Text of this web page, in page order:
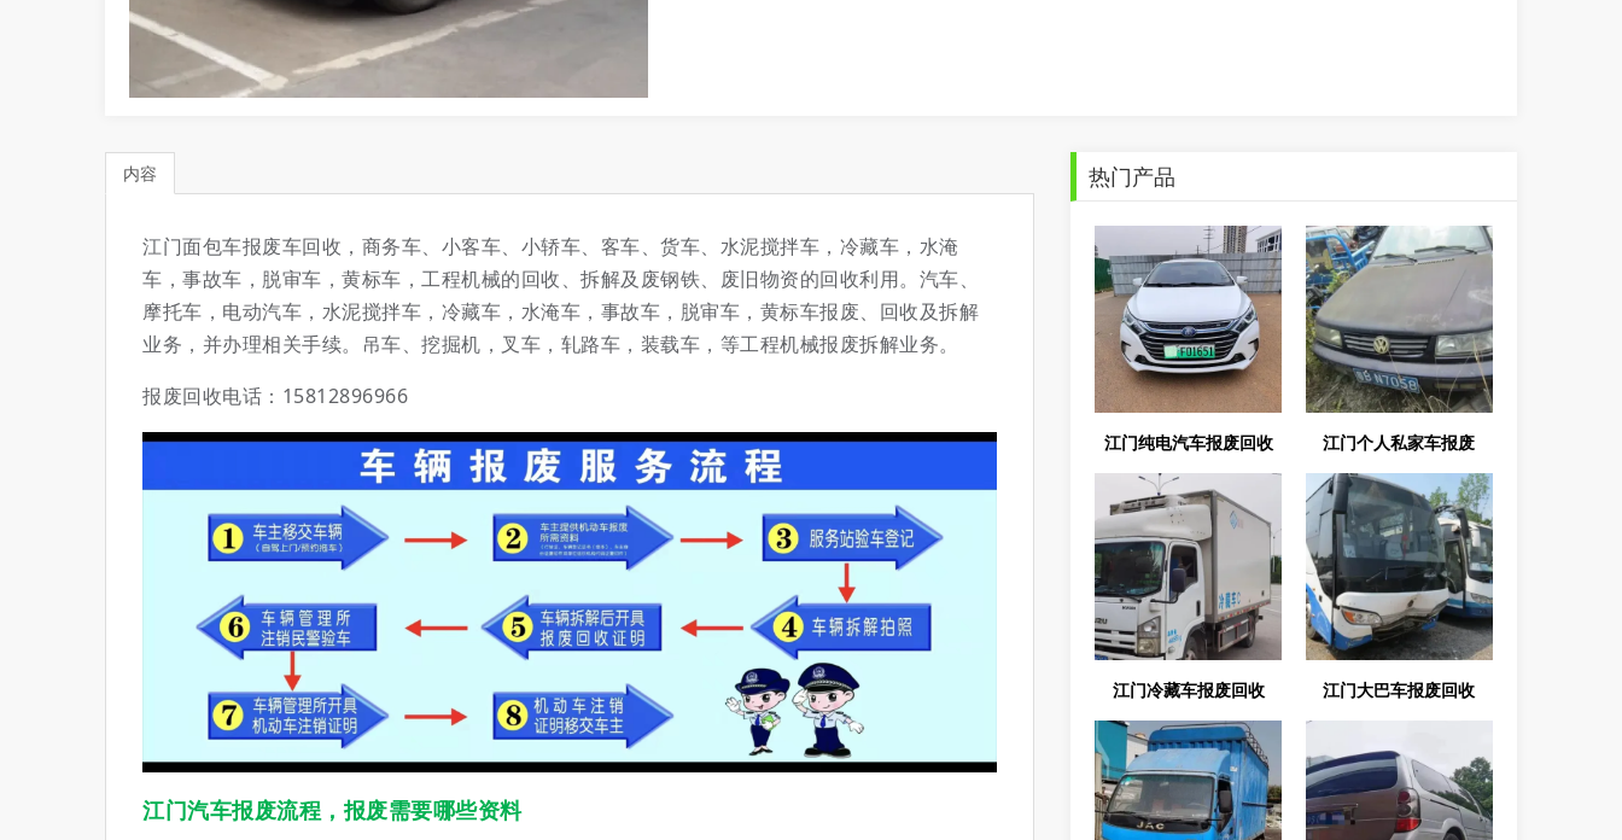
内容
江门面包车报废车回收，商务车、小客车、小轿车、客车、货车、水泥搅拌车，冷藏车，水淹
车，事故车，脱审车，黄标车，工程机械的回收、拆解及废钢铁、废旧物资的回收利用。汽车、
摩托车，电动汽车，水泥搅拌车，冷藏车，水淹车，事故车，脱审车，黄标车报废、回收及拆解
业务，并办理相关手续。吊车、挖掘机，叉车，轧路车，装载车，等工程机械报废拆解业务。
报废回收电话：15812896966
江门汽车报废流程，报废需要哪些资料
热门产品
江门纯电汽车报废回收 江门个人私家车报废
江门冷藏车报废回收 江门大巴车报废回收